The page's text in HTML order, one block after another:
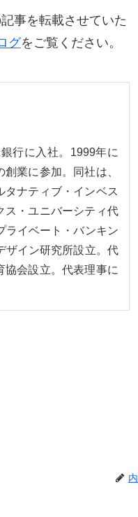
事を転載させていた
グをご覧ください。
行に入社。1999年に
業に参加。同社は、
タナティブ・インベス
ス・ユニバーシティ代
ライベート・バンキン
ザイン研究所設立。代
協会設立。代表理事に